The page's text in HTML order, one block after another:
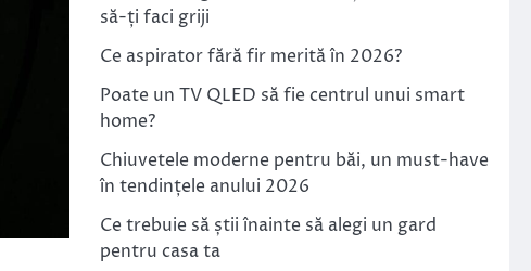
să-ți faci griji
Ce aspirator fără fir merită în 2026?
Poate un TV QLED să fie centrul unui smart
home?
Chiuvetele moderne pentru băi, un must-have
în tendințele anului 2026
Ce trebuie să știi înainte să alegi un gard
pentru casa ta